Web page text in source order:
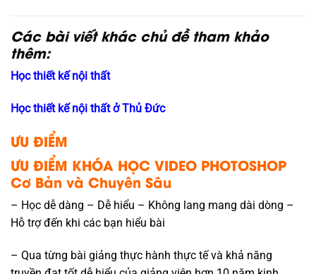
Các bài viết khác chủ đề tham khảo
thêm:
Học thiết kế nội thất
Học thiết kế nội thất ở Thủ Đức
ƯU ĐIỂM
ƯU ĐIỂM KHÓA HỌC VIDEO PHOTOSHOP
Cơ Bản và Chuyên Sâu
– Học dễ dàng – Dễ hiểu – Không lang mang dài dòng –
Hỗ trợ đến khi các bạn hiểu bài
– Qua từng bài giảng thực hành thực tế và khả năng